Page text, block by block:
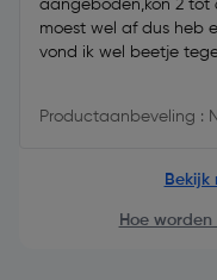
aangeboden,kon 2 tot
moest wel af dus heb
vond ik wel beetje
Productaanbeveling :
Bekijk
Hoe